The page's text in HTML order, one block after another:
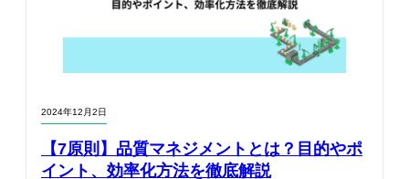
2024年12月2日
【7原則】品質マネジメントとは？目的やポ
イント、効率化方法を徹底解説